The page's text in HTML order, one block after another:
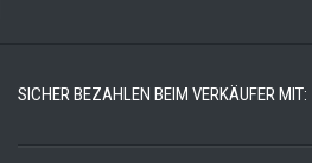
SICHER BEZAHLEN BEIM VERKÄUFER MIT: